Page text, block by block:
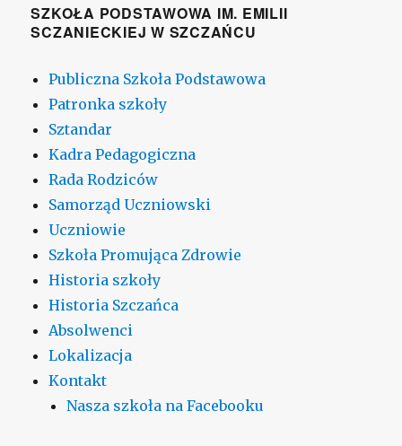
SZKOŁA PODSTAWOWA IM. EMILII
SCZANIECKIEJ W SZCZAŃCU
Publiczna Szkoła Podstawowa
Patronka szkoły
Sztandar
Kadra Pedagogiczna
Rada Rodziców
Samorząd Uczniowski
Uczniowie
Szkoła Promująca Zdrowie
Historia szkoły
Historia Szczańca
Absolwenci
Lokalizacja
Kontakt
Nasza szkoła na Facebooku